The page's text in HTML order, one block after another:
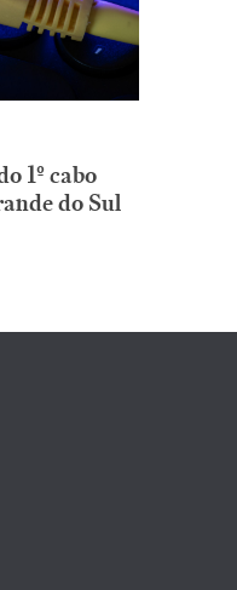
1º cabo
do Sul